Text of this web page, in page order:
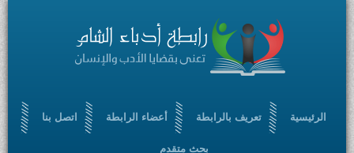
الرئيسية تعريف بالرابطة أعضاء الرابطة اتصل بنا
بحث متقدم